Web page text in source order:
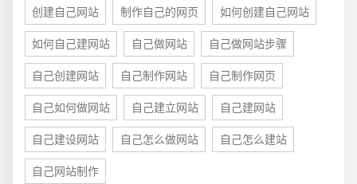
创建自己网站 制作自己的网页 如何创建自己网站
如何自己建网站 自己做网站 自己做网站步骤
自己创建网站 自己制作网站 自己制作网页
自己如何做网站 自己建立网站 自己建网站
自己建设网站 自己怎么做网站 自己怎么建站
自己网站制作